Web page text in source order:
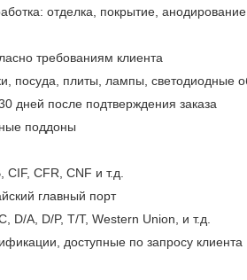
отделка, покрытие,
требованиям клиента
посуда, плиты, лампы, светодиодные
дней после подтверждения заказа
поддоны
CFR, CNF и т.д.
главный порт
D/A, D/P, T/T, Western Union, и т.д.
доступные по запросу клиента